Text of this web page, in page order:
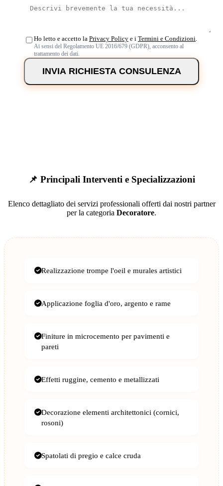
Ho letto e accetto la Privacy Policy e i Termini e Condizioni.
Ai sensi del Regolamento UE 2016/679 (GDPR), acconsento al
trattamento dei dati.
INVIA RICHIESTA CONSULENZA
📌 Principali Interventi e Specializzazioni
Elenco dettagliato dei servizi professionali offerti dai nostri partner
per la categoria Decoratore.
Realizzazione trompe l'oeil e murales artistici
Applicazione foglia d'oro, argento e rame
Finiture in microcemento per pavimenti e
pareti
Effetti ruggine, cemento e metallizzati
Decorazione elementi architettonici (cornici,
rosoni)
Spatolati di pregio e calce cruda